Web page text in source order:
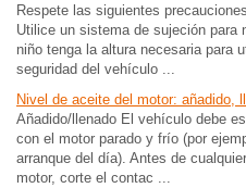
Respete las siguientes
Utilice un sistema de sujeción para
niño tenga la altura necesaria para
seguridad del vehículo ...
Nivel de aceite del motor: añadido,
Añadido/llenado El vehículo debe
con el motor parado y frío (por
arranque del día). Antes de
motor, corte el contac ...